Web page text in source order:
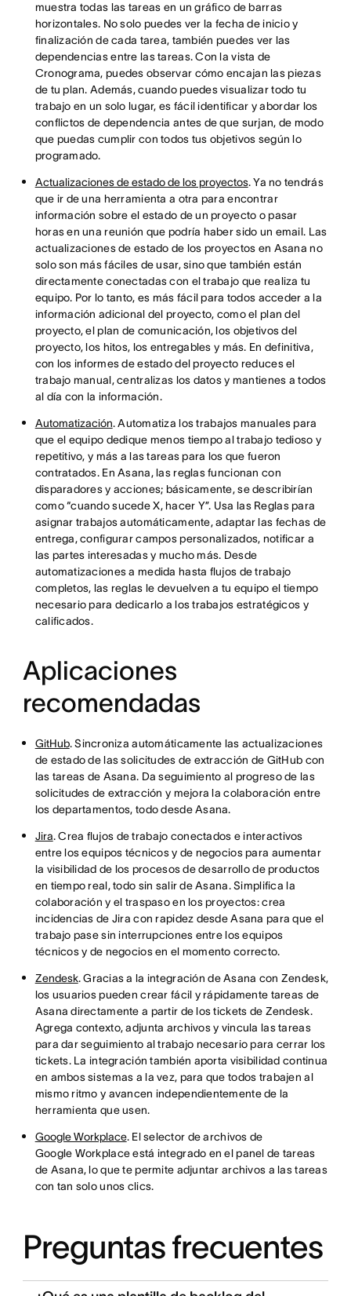
muestra todas las tareas en un gráfico de barras
horizontales. No solo puedes ver la fecha de inicio y
finalización de cada tarea, también puedes ver las
dependencias entre las tareas. Con la vista de
Cronograma, puedes observar cómo encajan las piezas
de tu plan. Además, cuando puedes visualizar todo tu
trabajo en un solo lugar, es fácil identificar y abordar los
conflictos de dependencia antes de que surjan, de modo
que puedas cumplir con todos tus objetivos según lo
programado.
Actualizaciones de estado de los proyectos. Ya no tendrás
que ir de una herramienta a otra para encontrar
información sobre el estado de un proyecto o pasar
horas en una reunión que podría haber sido un email. Las
actualizaciones de estado de los proyectos en Asana no
solo son más fáciles de usar, sino que también están
directamente conectadas con el trabajo que realiza tu
equipo. Por lo tanto, es más fácil para todos acceder a la
información adicional del proyecto, como el plan del
proyecto, el plan de comunicación, los objetivos del
proyecto, los hitos, los entregables y más. En definitiva,
con los informes de estado del proyecto reduces el
trabajo manual, centralizas los datos y mantienes a todos
al día con la información.
Automatización. Automatiza los trabajos manuales para
que el equipo dedique menos tiempo al trabajo tedioso y
repetitivo, y más a las tareas para los que fueron
contratados. En Asana, las reglas funcionan con
disparadores y acciones; básicamente, se describirían
como “cuando sucede X, hacer Y”. Usa las Reglas para
asignar trabajos automáticamente, adaptar las fechas de
entrega, configurar campos personalizados, notificar a
las partes interesadas y mucho más. Desde
automatizaciones a medida hasta flujos de trabajo
completos, las reglas le devuelven a tu equipo el tiempo
necesario para dedicarlo a los trabajos estratégicos y
calificados.
Aplicaciones
recomendadas
GitHub. Sincroniza automáticamente las actualizaciones
de estado de las solicitudes de extracción de GitHub con
las tareas de Asana. Da seguimiento al progreso de las
solicitudes de extracción y mejora la colaboración entre
los departamentos, todo desde Asana.
Jira. Crea flujos de trabajo conectados e interactivos
entre los equipos técnicos y de negocios para aumentar
la visibilidad de los procesos de desarrollo de productos
en tiempo real, todo sin salir de Asana. Simplifica la
colaboración y el traspaso en los proyectos: crea
incidencias de Jira con rapidez desde Asana para que el
trabajo pase sin interrupciones entre los equipos
técnicos y de negocios en el momento correcto.
Zendesk. Gracias a la integración de Asana con Zendesk,
los usuarios pueden crear fácil y rápidamente tareas de
Asana directamente a partir de los tickets de Zendesk.
Agrega contexto, adjunta archivos y vincula las tareas
para dar seguimiento al trabajo necesario para cerrar los
tickets. La integración también aporta visibilidad continua
en ambos sistemas a la vez, para que todos trabajen al
mismo ritmo y avancen independientemente de la
herramienta que usen.
Google Workplace. El selector de archivos de
Google Workplace está integrado en el panel de tareas
de Asana, lo que te permite adjuntar archivos a las tareas
con tan solo unos clics.
Preguntas frecuentes